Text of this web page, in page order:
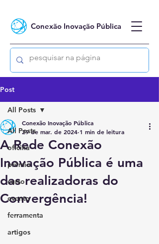
Conexão Inovação Pública
Post
All Posts
oficina
prêmio
curso
evento
ferramenta
artigos
All Posts
A Rede Conexão
Inovação Pública é uma
das realizadoras do
Convergência!
Conexão Inovação Pública
29 de mar. de 2024 1 min de leitura